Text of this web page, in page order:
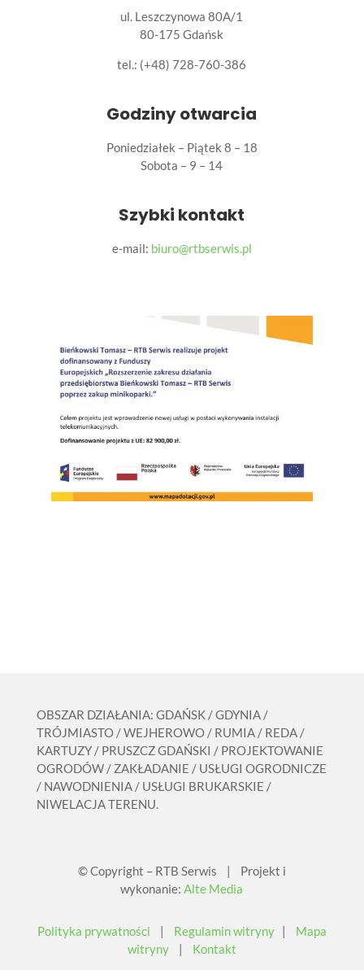
ul. Leszczynowa 80A/1
80-175 Gdańsk
tel.: (+48) 728-760-386
Godziny otwarcia
Poniedziałek – Piątek 8 – 18
Sobota – 9 – 14
Szybki kontakt
e-mail: biuro@rtbserwis.pl
OBSZAR DZIAŁANIA: GDAŃSK / GDYNIA /
TRÓJMIASTO / WEJHEROWO / RUMIA / REDA /
KARTUZY / PRUSZCZ GDAŃSKI / PROJEKTOWANIE
OGRODÓW / ZAKŁADANIE / USŁUGI OGRODNICZE
/ NAWODNIENIA / USŁUGI BRUKARSKIE /
NIWELACJA TERENU.
© Copyright – RTB Serwis | Projekt i
wykonanie:Alte Media
Polityka prywatności | Regulamin witryny| Mapa
witryny| Kontakt